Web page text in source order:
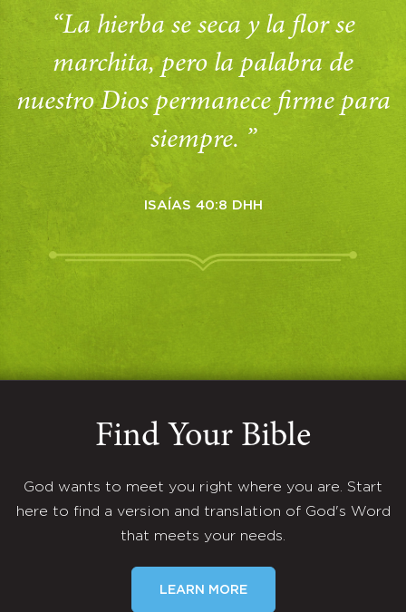
“La hierba se seca y la flor se
marchita, pero la palabra de
nuestro Dios permanece firme para
siempre. ”
ISAÍAS 40:8 DHH
Find Your Bible
God wants to meet you right where you are. Start
here to find a version and translation of God's Word
that meets your needs.
LEARN MORE